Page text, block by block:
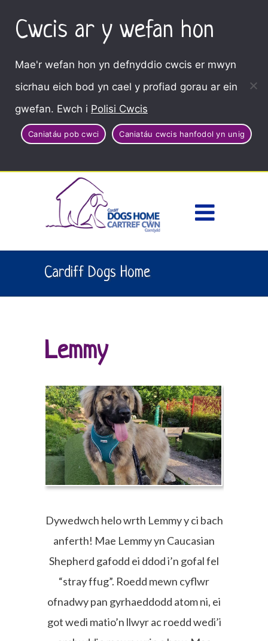
Cwcis ar y wefan hon
Mae'r wefan hon yn defnyddio cwcis er mwyn
sicrhau eich bod yn cael y profiad gorau ar ein
gwefan. Ewch i Polisi Cwcis
Caniatáu pob cwci Caniatáu cwcis hanfodol yn unig
Cardiff Dogs Home
Lemmy
Dywedwch helo wrth Lemmy y ci bach
anferth! Mae Lemmy yn Caucasian
Shepherd gafodd ei ddod i’n gofal fel
“stray ffug”. Roedd mewn cyflwr
ofnadwy pan gyrhaeddodd atom ni, ei
got wedi matio’n llwyr ac roedd wedi’i